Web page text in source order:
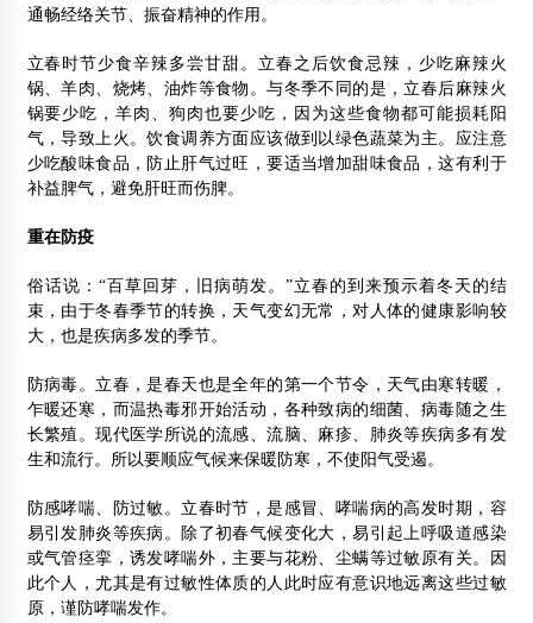
通畅经络关节、振奋精神的作用。
立春时节少食辛辣多尝甘甜。立春之后饮食忌辣，少吃麻辣火
锅、羊肉、烧烤、油炸等食物。与冬季不同的是，立春后麻辣火
锅要少吃，羊肉、狗肉也要少吃，因为这些食物都可能损耗阳
气，导致上火。饮食调养方面应该做到以绿色蔬菜为主。应注意
少吃酸味食品，防止肝气过旺，要适当增加甜味食品，这有利于
补益脾气，避免肝旺而伤脾。
重在防疫
俗话说：“百草回芽，旧病萌发。”立春的到来预示着冬天的结
束，由于冬春季节的转换，天气变幻无常，对人体的健康影响较
大，也是疾病多发的季节。
防病毒。立春，是春天也是全年的第一个节令，天气由寒转暖，
乍暖还寒，而温热毒邪开始活动，各种致病的细菌、病毒随之生
长繁殖。现代医学所说的流感、流脑、麻疹、肺炎等疾病多有发
生和流行。所以要顺应气候来保暖防寒，不使阳气受遏。
防感哮喘、防过敏。立春时节，是感冒、哮喘病的高发时期，容
易引发肺炎等疾病。除了初春气候变化大，易引起上呼吸道感染
或气管痉挛，诱发哮喘外，主要与花粉、尘螨等过敏原有关。因
此个人，尤其是有过敏性体质的人此时应有意识地远离这些过敏
原，谨防哮喘发作。